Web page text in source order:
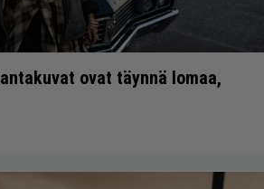
ovat täynnä lomaa,